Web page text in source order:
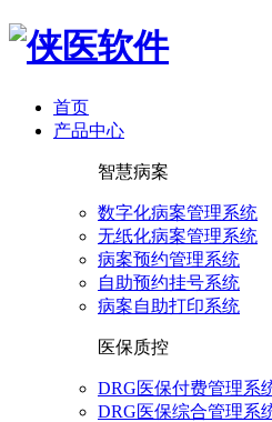
首页
产品中心
智慧病案
数字化病案管理系统
无纸化病案管理系统
病案预约管理系统
自助预约挂号系统
病案自助打印系统
医保质控
DRG医保付费管理系
DRG医保综合管理系